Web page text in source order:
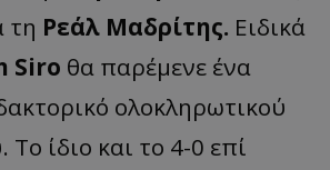
τη Ρεάλ Μαδρίτης. Ειδικά
Siro θα παρέμενε ένα
ολοκληρωτικού
ίδιο και το 4-0 επί